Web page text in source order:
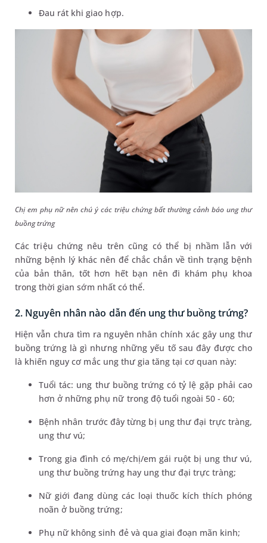
Đau rát khi giao hợp.
Chị em phụ nữ nên chú ý các triệu chứng bất thường cảnh báo ung thư
buồng trứng
Các triệu chứng nêu trên cũng có thể bị nhầm lẫn với
những bệnh lý khác nên để chắc chắn về tình trạng bệnh
của bản thân, tốt hơn hết bạn nên đi khám phụ khoa
trong thời gian sớm nhất có thể.
2. Nguyên nhân nào dẫn đến ung thư buồng trứng?
Hiện vẫn chưa tìm ra nguyên nhân chính xác gây ung thư
buồng trứng là gì nhưng những yếu tố sau đây được cho
là khiến nguy cơ mắc ung thư gia tăng tại cơ quan này:
Tuổi tác: ung thư buồng trứng có tỷ lệ gặp phải cao
hơn ở những phụ nữ trong độ tuổi ngoài 50 - 60;
Bệnh nhân trước đây từng bị ung thư đại trực tràng,
ung thư vú;
Trong gia đình có mẹ/chị/em gái ruột bị ung thư vú,
ung thư buồng trứng hay ung thư đại trực tràng;
Nữ giới đang dùng các loại thuốc kích thích phóng
noãn ở buồng trứng;
Phụ nữ không sinh đẻ và qua giai đoạn mãn kinh;